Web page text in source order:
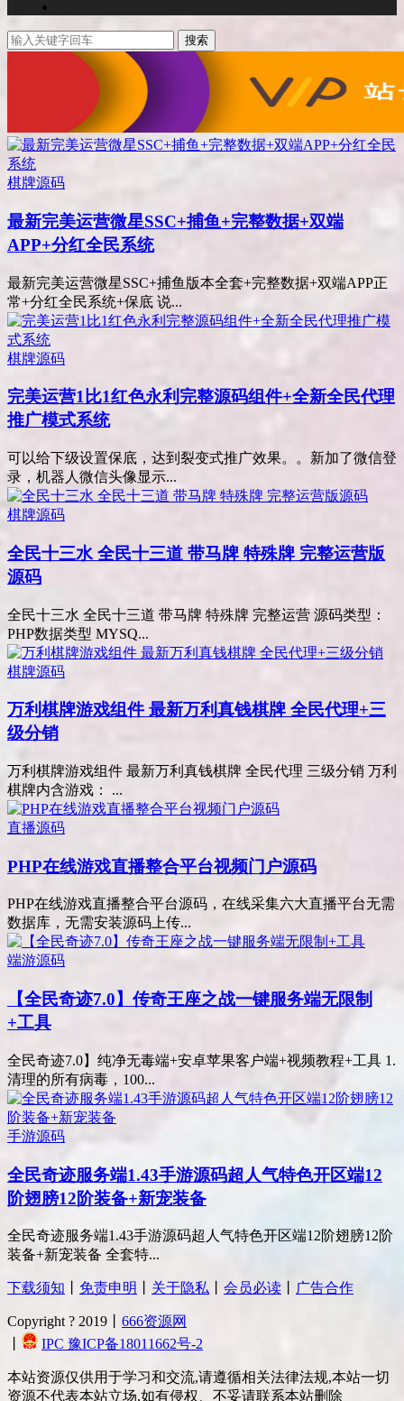
搜索
棋牌源码
最新完美运营微星SSC+捕鱼+完整数据+双端
APP+分红全民系统
最新完美运营微星SSC+捕鱼版本全套+完整数据+双端APP正
常+分红全民系统+保底 说...
棋牌源码
完美运营1比1红色永利完整源码组件+全新全民代理
推广模式系统
可以给下级设置保底，达到裂变式推广效果。。新加了微信登
录，机器人微信头像显示...
棋牌源码
全民十三水 全民十三道 带马牌 特殊牌 完整运营版
源码
全民十三水 全民十三道 带马牌 特殊牌 完整运营 源码类型：
PHP数据类型 MYSQ...
棋牌源码
万利棋牌游戏组件 最新万利真钱棋牌 全民代理+三
级分销
万利棋牌游戏组件 最新万利真钱棋牌 全民代理 三级分销 万利
棋牌内含游戏： ...
直播源码
PHP在线游戏直播整合平台视频门户源码
PHP在线游戏直播整合平台源码，在线采集六大直播平台无需
数据库，无需安装源码上传...
端游源码
【全民奇迹7.0】传奇王座之战一键服务端无限制
+工具
全民奇迹7.0】纯净无毒端+安卓苹果客户端+视频教程+工具 1.
清理的所有病毒，100...
手游源码
全民奇迹服务端1.43手游源码超人气特色开区端12
阶翅膀12阶装备+新宠装备
全民奇迹服务端1.43手游源码超人气特色开区端12阶翅膀12阶
装备+新宠装备 全套特...
下载须知 免责申明 关于隐私 会员必读 广告合作
Copyright ? 2019丨 666资源网
IPC 豫ICP备18011662号-2
本站资源仅供用于学习和交流,请遵循相关法律法规,本站一切
资源不代表本站立场,如有侵权、不妥请联系本站删除